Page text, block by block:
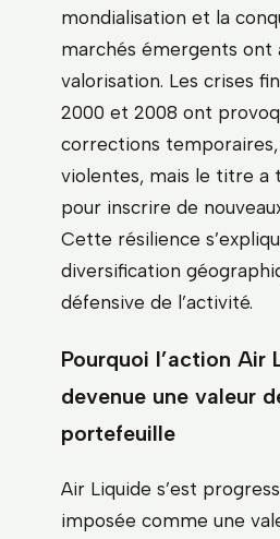
mondialisation et la
marchés émergents ont
valorisation. Les crises
2000 et 2008 ont
corrections
violentes, mais le titre a
pour inscrire de
Cette résilience
diversification
défensive de l’activité.
Pourquoi l’action Air
devenue une valeur
portefeuille
Air Liquide s’est
imposée comme une